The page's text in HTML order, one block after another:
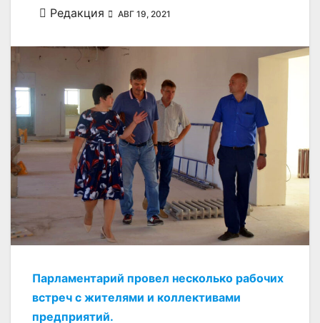
Редакция АВГ 19, 2021
Парламентарий провел несколько рабочих
встреч с жителями и коллективами
предприятий.